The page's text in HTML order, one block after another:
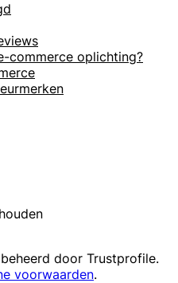
commerce oplichting?
door Trustprofile.
voorwaarden.